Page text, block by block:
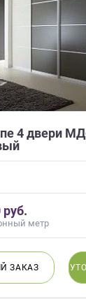
4 двери
руб.
метр
ЗАКАЗ